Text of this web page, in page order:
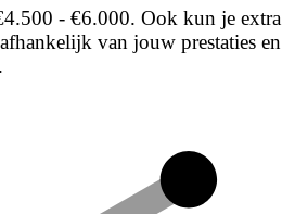
- €6.000. Ook kun je extra
van jouw prestaties en